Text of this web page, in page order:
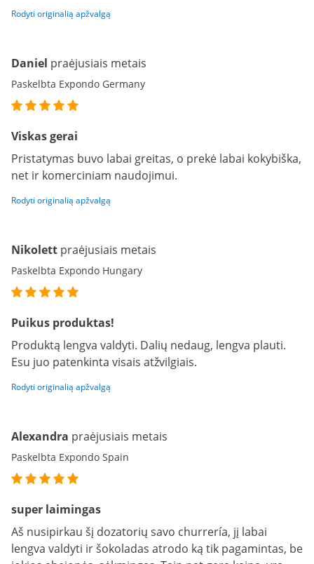
Rodyti originalią apžvalgą
Daniel praėjusiais metais
Paskelbta Expondo Germany
Viskas gerai
Pristatymas buvo labai greitas, o prekė labai kokybiška,
net ir komerciniam naudojimui.
Rodyti originalią apžvalgą
Nikolett praėjusiais metais
Paskelbta Expondo Hungary
Puikus produktas!
Produktą lengva valdyti. Dalių nedaug, lengva plauti.
Esu juo patenkinta visais atžvilgiais.
Rodyti originalią apžvalgą
Alexandra praėjusiais metais
Paskelbta Expondo Spain
super laimingas
Aš nusipirkau šį dozatorių savo churrería, jį labai
lengva valdyti ir šokoladas atrodo ką tik pagamintas, be